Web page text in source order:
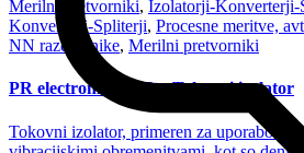
Merilni pretvorniki, Izolatorji-Konverterji-
Konverterji-Spliterji, Procesne meritve,
NN razdelilnike, Merilni pretvorniki
PR electronics 3103 – Tokovni izolator
Tokovni izolator, primeren za uporabo v